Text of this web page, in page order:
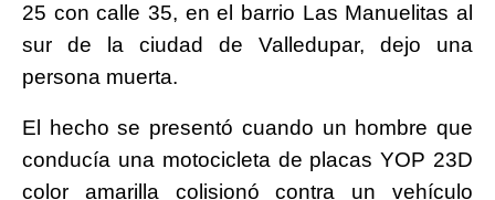
25 con calle 35, en el barrio Las Manuelitas al
sur de la ciudad de Valledupar, dejo una
persona muerta.
El hecho se presentó cuando un hombre que
conducía una motocicleta de placas YOP 23D
color amarilla colisionó contra un vehículo